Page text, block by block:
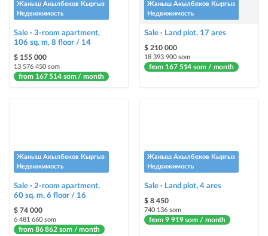
Stickers
and help sell it faster
Жаныш Акылбеков Кыргыз
Недвижимость
Sale · 3-room apartment,
106 sq. m, 8 floor / 14
$ 155 000
13 576 450 som
from 167 514 som / month
Жаныш Акылбеков Кыргыз
Недвижимость
Sale · Land plot, 17 ares
$ 210 000
18 393 900 som
from 167 514 som / month
Жаныш Акылбеков Кыргыз
Недвижимость
Sale · 2-room apartment,
60 sq. m, 6 floor / 16
$ 74 000
6 481 660 som
from 86 862 som / month
Жаныш Акылбеков Кыргыз
Недвижимость
Sale · Land plot, 4 ares
$ 8 450
740 136 som
from 9 919 som / month